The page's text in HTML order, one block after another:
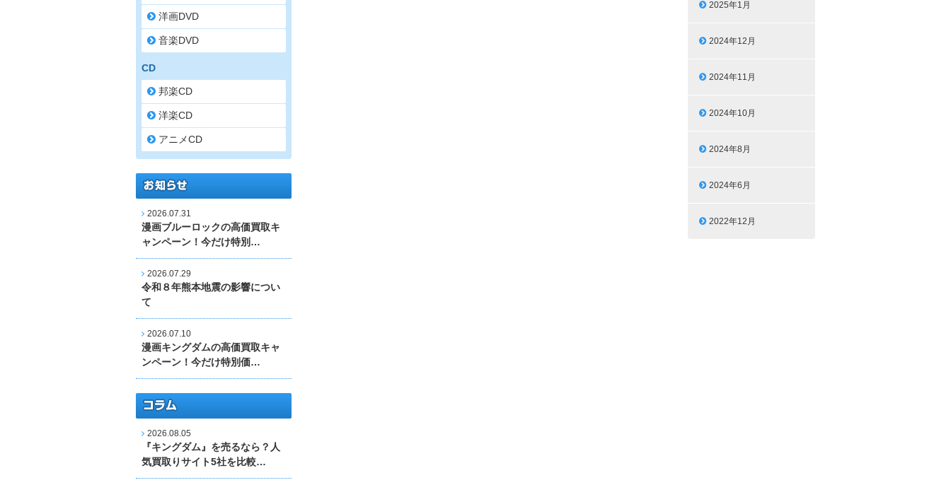
2025年1月
2024年12月
2024年11月
2024年10月
2024年8月
2024年6月
2022年12月
洋画DVD
音楽DVD
CD
邦楽CD
洋楽CD
アニメCD
2026.07.31
漫画ブルーロックの高価買取キ
ャンペーン！今だけ特別…
2026.07.29
令和８年熊本地震の影響につい
て
2026.07.10
漫画キングダムの高価買取キャ
ンペーン！今だけ特別価…
2026.08.05
『キングダム』を売るなら？人
気買取りサイト5社を比較…